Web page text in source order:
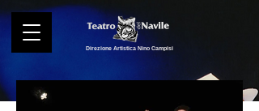
Direzione Artistica Nino Campisi